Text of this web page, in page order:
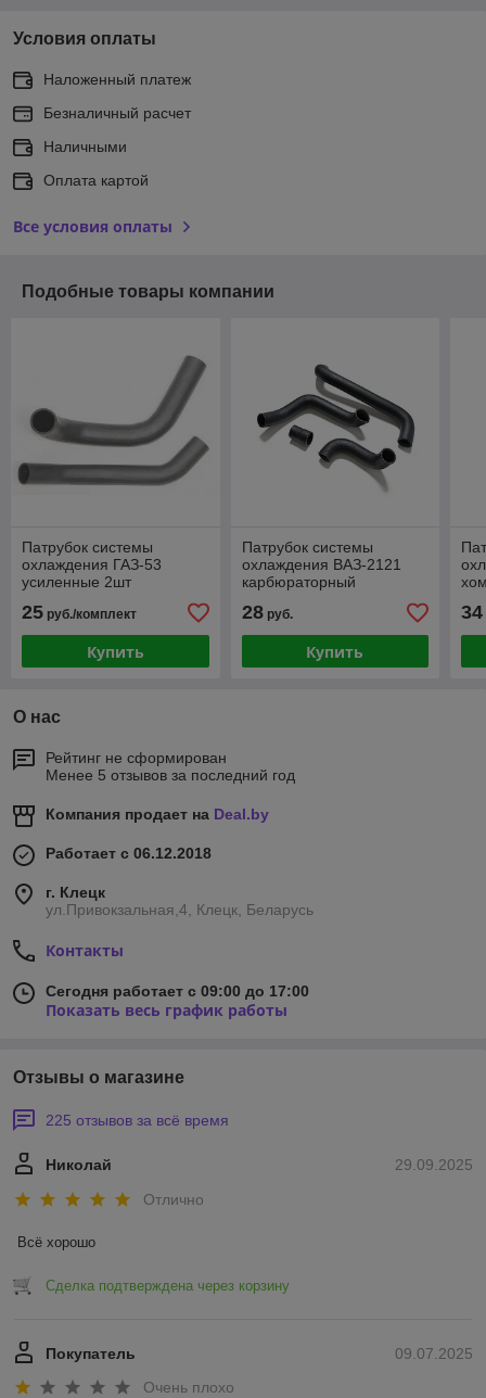
Условия оплаты
Наложенный платеж
Безналичный расчет
Наличными
Оплата картой
Все условия оплаты
Подобные товары компании
Патрубок системы
охлаждения ГАЗ-53
усиленные 2шт
25 руб./комплект
Купить
Патрубок системы
охлаждения ВАЗ-2121
карбюраторный
двигатель усиленные 4шт
28руб.
Купить
34
О нас
Рейтинг не сформирован
Менее 5 отзывов за последний год
Компания продает на Deal.by
Работает с 06.12.2018
г. Клецк
ул.Привокзальная,4, Клецк, Беларусь
Контакты
Сегодня работает с 09:00 до 17:00
Показать весь график работы
Отзывы о магазине
225 отзывов за всё время
29.09.2025
Николай
Отлично
Всё хорошо
Сделка подтверждена через корзину
09.07.2025
Покупатель
Очень плохо